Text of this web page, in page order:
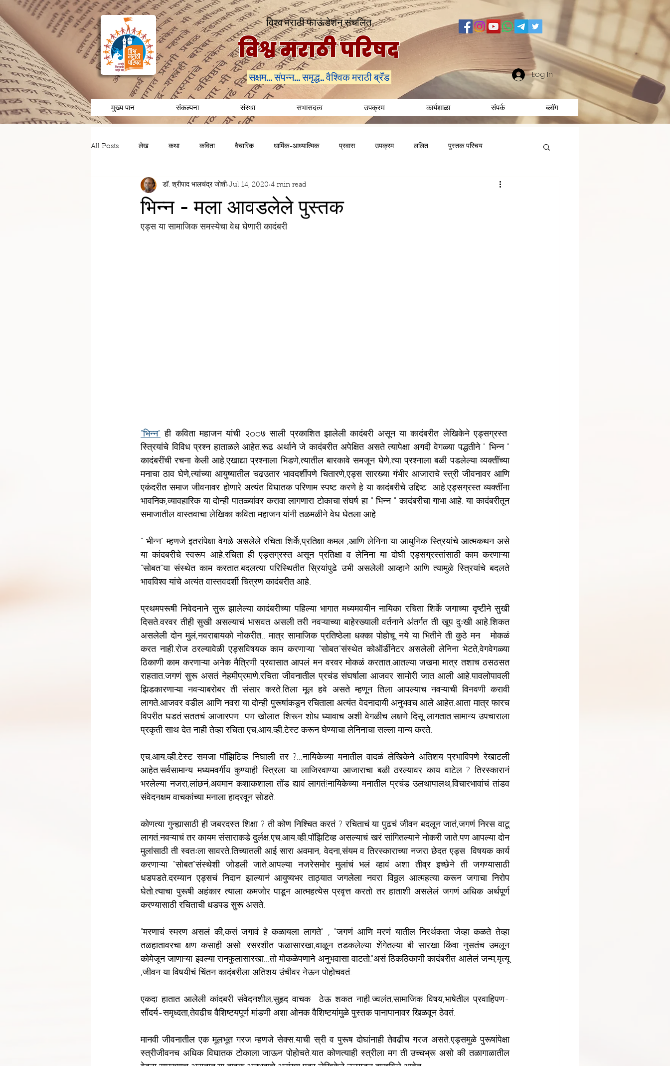
विश्व मराठी फाऊंडेशन संचलित
विश्व मराठी परिषद
सक्षम... संपन्न... समृद्ध.. वैश्विक मराठी ब्रॅंड Log In
मुख्य पान संकल्पना संस्था सभासदत्व उपक्रम कार्यशाळा संपर्क ब्लॉग
All Posts लेख कथा कविता वैचारिक धार्मिक-आध्यात्मिक प्रवास उपक्रम ललित पुस्तक परिचय
चरित्र/व्यक्तीविशेष अनुभव/आठवणी
भिन्न - मला आवडलेले पुस्तक
डॉ. श्रीपाद भालचंद्र जोशी Jul 14, 2020 4 min read
एड्स या सामाजिक समस्येचा वेध घेणारी कादंबरी
"भिन्न" ही कविता महाजन यांची २oo७ साली प्रकाशित झालेली कादंबरी असून या कादंबरीत लेखिकेने एड्सग्रस्त
स्त्रियांचे विविध प्रश्न हाताळले आहेत.रूढ अर्थाने जे कादंबरीत अपेक्षित असते त्यापेक्षा अगदी वेगळ्या पद्धतीने " भिन्न "
कादंबरींची रचना केली आहे.एखाद्या प्रश्नाला भिडणे,त्यातील बारकावे समजून घेणे,त्या प्रश्नाला बळी पडलेल्या व्यक्तींच्या
मनाचा ठाव घेणे,त्यांच्या आयुष्यातील चढउतार भावदर्शीपणे चितारणे,एड्स सारख्या गंभीर आजाराचे स्त्री जीवनावर आणि
एकंदरीत समाज जीवनावर होणारे अत्यंत विघातक परिणाम स्पष्ट करणे हे या कादंबरीचे उद्दिष्ट  आहे.एड्सग्रस्त व्यक्तींना
भावनिक,व्यावहारिक या दोन्ही पातळ्यांवर करावा लागणारा टोकाचा संघर्ष हा " भिन्न " कादंबरीचा गाभा आहे. या कादंबरीतून
समाजातील वास्तवाचा लेखिका कविता महाजन यांनी तळमळीने वेध घेतला आहे.
" भीन्न" म्हणजे इतरांपेक्षा वेगळे असलेले रचिता शिर्के,प्रतिक्षा कमल ,आणि लेनिना या आधुनिक स्त्रियांचे आत्मकथन असे
या कांदबरीचे स्वरूप आहे.रचिता ही एड्सग्रस्त असून प्रतिक्षा व लेनिना या दोघी एड्सग्रस्तांसाठी काम करणाऱ्या
"सोबत"या संस्थेत काम करतात.बदलत्या परिस्थितीत स्रियांपुढे उभी असलेली आव्हाने आणि त्यामुळे स्त्रियांचे बदलते
भावविश्व यांचे अत्यंत वास्तवदर्शी चित्रण कादंबरीत आहे.
प्रथमपरूषी निवेदनाने सुरू झालेल्या कादंबरीच्या पहिल्या भागात मध्यमवयीन नायिका रचिता शिर्के जगाच्या दृष्टीने सुखी
दिसते.वरवर तीही सुखी असल्याचं भासवत असली तरी नवऱ्याच्या बाहेरख्याली वर्तनाने अंतर्गत ती खूप दुःखी आहे.शिकत
असलेली दोन मुलं,नवराबायको नोकरीत.. मात्र सामाजिक प्रतिष्ठेला धक्का पोहोचू नये या भितीने ती कुठे मन   मोकळं
करत नाही.रोज ठरल्यावेळी एड्सविषयक काम करणाऱ्या "सोबत"संस्थेत कोऑर्डीनेटर असलेली लेनिना भेटते,वेगवेगळ्या
ठिकाणी काम करणाऱ्या अनेक मैत्रिणी प्रवासात आपलं मन वरवर मोकळं करतात.आतल्या जखमा मात्र तशाच ठसठसत
राहतात.जगणं सुरू असतं नेहमीप्रमाणे.रचिता जीवनातील प्रचंड संघर्षाला आजवर सामोरी जात आली आहे.पावलोपावली
झिडकारणाऱ्या नवऱ्याबरोबर ती संसार करते.तिला मूल हवे असते म्हणून तिला आपल्याच नवऱ्याची विनवणी करावी
लागते.आजवर वडील आणि नवरा या दोन्ही पुरूषांकडून रचिताला अत्यंत वेदनादायी अनुभवच आले आहेत.आता मात्र फारच
विपरीत घडतं.सततचं आजारपण...पण खोलात शिरून शोध घ्यावाच अशी वेगळीच लक्षणे दिसू लागतात.सामान्य उपचाराला
प्रकृती साथ देत नाही तेव्हा रचिता एच.आय.व्ही.टेस्ट करून घेण्याचा लेनिनाचा सल्ला मान्य करते.
एच.आय.व्ही.टेस्ट समजा पॉझिटिव्ह निघाली तर ?...नायिकेच्या मनातील वादळं लेखिकेने अतिशय प्रभाविपणे रेखाटली
आहेत.सर्वसामान्य मध्यमवर्गीय कुण्याही स्त्रिला या लाजिरवाण्या आजाराचा बळी ठरल्यावर काय वाटेल ? तिरस्कारानं
भरलेल्या नजरा,लांछनं,अवमान कशाकशाला तोंड द्यावं लागतं!नायिकेच्या मनातील प्रचंड उलथापालथ,विचारभावांचं तांडव
संवेदनक्षम वाचकांच्या मनाला हादरवून सोडते.
कोणत्या गुन्ह्यासाठी ही जबरदस्त शिक्षा ? ती कोण निश्चित करतं ? रचिताचं या पुढचं जीवन बदलून जातं,जगणं निरस वाटू
लागतं.नवऱ्याचं तर कायम संसाराकडे दुर्लक्ष.एच.आय.व्ही.पॉझिटिव्ह असल्याचं खरं सांगितल्याने नोकरी जाते.पण आपल्या दोन
मुलांसाठी ती स्वतःला सावरते.तिच्यातली आई सारा अवमान, वेदना,संयम व तिरस्काराच्या नजरा छेदत एड्स  विषयक कार्य
करणाऱ्या "सोबत"संस्थेशी जोडली जाते.आपल्या नजरेसमोर मुलांचं भलं व्हावं अशा तीव्र इच्छेने ती जगण्यासाठी
धडपडते.दरम्यान एड्सचं निदान झाल्यानं आयुष्यभर ताठ्यात जगलेला नवरा विठ्ठल आत्महत्या करून जगाचा निरोप
घेतो.त्याचा पुरूषी अहंकार त्याला कमजोर पाडून आत्महत्येस प्रवृत्त करतो तर हाताशी असलेलं जगणं अधिक अर्थपूर्ण
करण्यासाठी रचिताची धडपड सुरू असते.
"मरणाचं स्मरण असलं की,कसं जगावं हे कळायला लागते" , "जगणं आणि मरणं यातील निरर्थकता जेव्हा कळते तेव्हा
तळहातावरचा क्षण कसाही असो...रसरशीत फळासारखा,वाळून तडकलेल्या शेंगेतल्या बी सारखा किंवा नुसतंच उमलून
कोमेजून जाणाऱ्या इवल्या रानफुलासारखा...तो मोकळेपणाने अनुभवासा वाटतो."असं ठिकठिकाणी कादंबरीत आलेलं जन्म,मृत्यू
,जीवन या विषयीचं चिंतन कादंबरीला अतिशय उंचीवर नेऊन पोहोचवतं.
एकदा हातात आलेली कांदबरी संवेदनशील,सुहृद वाचक  ठेऊ शकत नाही.ज्वलंत,सामाजिक विषय,भाषेतील प्रवाहिपण-
सौंदर्य-समृध्दता,तेवढीच वैशिष्टयपूर्ण मांडणी अशा ओनक वैशिष्टयांमुळे पुस्तक पानापानावर खिळवून ठेवतं.
मानवी जीवनातील एक मूलभूत गरज म्हणजे सेक्स.याची स्री व पुरूष दोघांनाही तेवढीच गरज असते.एड्समुळे पुरूषांपेक्षा
स्त्रीजीवनच अधिक विघातक टोकाला जाऊन पोहोचते.यात कोणत्याही स्त्रीला मग ती उच्चभ्रू असो की तळागाळातील